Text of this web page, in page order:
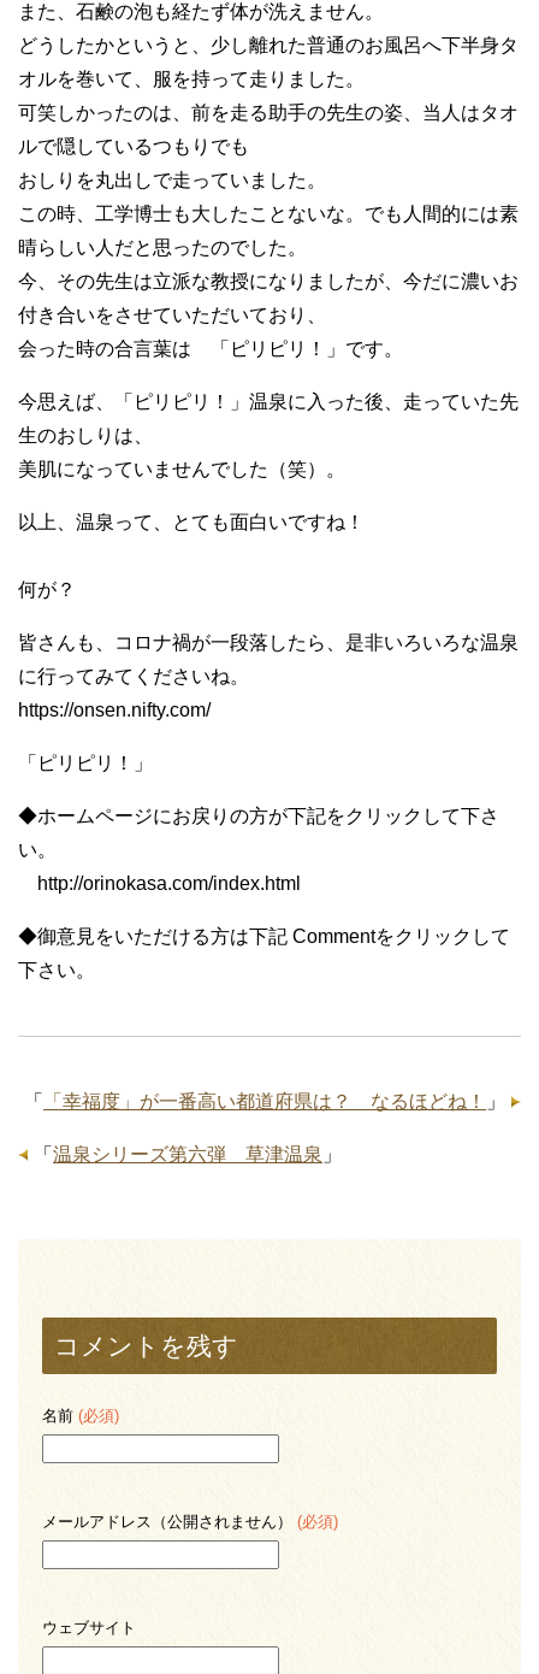
また、石鹸の泡も経たず体が洗えません。
どうしたかというと、少し離れた普通のお風呂へ下半身タ
オルを巻いて、服を持って走りました。
可笑しかったのは、前を走る助手の先生の姿、当人はタオ
ルで隠しているつもりでも
おしりを丸出しで走っていました。
この時、工学博士も大したことないな。でも人間的には素
晴らしい人だと思ったのでした。
今、その先生は立派な教授になりましたが、今だに濃いお
付き合いをさせていただいており、
会った時の合言葉は 「ピリピリ！」です。
今思えば、「ピリピリ！」温泉に入った後、走っていた先
生のおしりは、
美肌になっていませんでした（笑）。
以上、温泉って、とても面白いですね！
何が？
皆さんも、コロナ禍が一段落したら、是非いろいろな温泉
に行ってみてくださいね。
https://onsen.nifty.com/
「ピリピリ！」
◆ホームページにお戻りの方が下記をクリックして下さ
い。
http://orinokasa.com/index.html
◆御意見をいただける方は下記 Commentをクリックして
下さい。
「 「幸福度」が一番高い都道府県は？ なるほどね！ 」
「 温泉シリーズ第六弾 草津温泉 」
コメントを残す
名前 (必須)
メールアドレス（公開されません） (必須)
ウェブサイト